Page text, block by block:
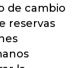
de cambio
reservas